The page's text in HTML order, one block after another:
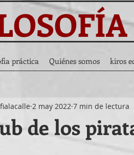
de los
2 may 2022 7 min de lectura
práctica Quiénes somos kiros